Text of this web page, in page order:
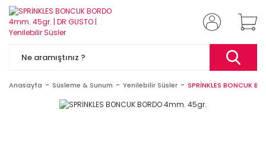
Anasayfa Süsleme & Sunum Yenilebilir Süsler SPRİNKLES BONCUK